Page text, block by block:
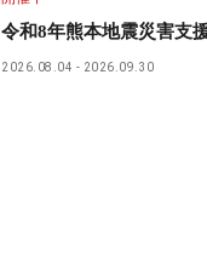
令和8年熊本地震災害支
2026.08.04 2026.09.30